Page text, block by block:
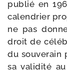
publié en
calen­drier
ne pas
droit de
du sou­ve­rain
sa vali­di­té